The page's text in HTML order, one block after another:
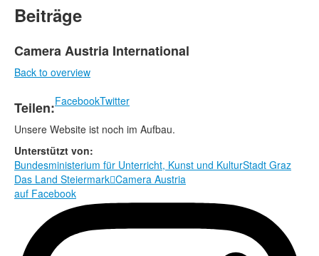
Shop
Datenschutz
Mediadaten
Bücher
Edition
Bibliothek
Camera Austria Preis
Rechtliche Informationen
Beiträge
Camera Austria International
Back to overview
Teilen:FacebookTwitter
Unsere Website ist noch im Aufbau.
Unterstützt von:
Bundesministerium für Unterricht, Kunst und KulturStadt Graz
Das Land SteiermarkCamera Austria
auf Facebook